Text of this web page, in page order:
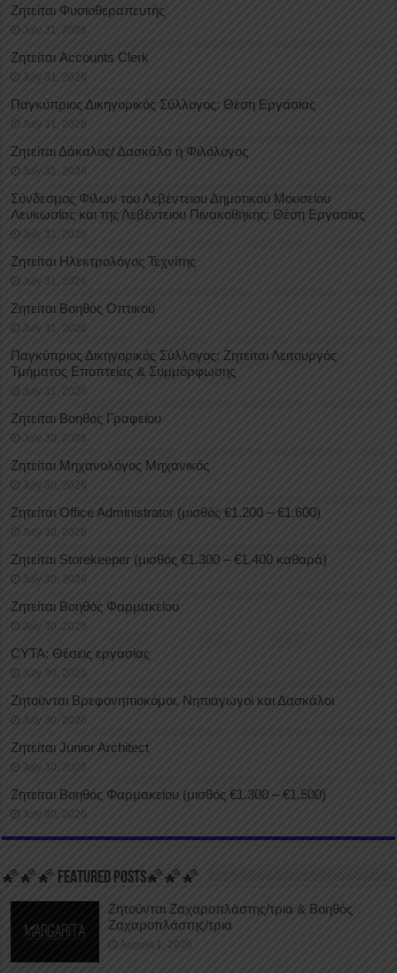
Ζητείται Φυσιοθεραπευτής
July 31, 2026
Ζητείται Accounts Clerk
July 31, 2026
Παγκύπριος Δικηγορικός Σύλλογος: Θέση Εργασίας
July 31, 2026
Ζητείται Δάκαλος/ Δασκάλα ή Φιλόλογος
July 31, 2026
Σύνδεσμος Φίλων του Λεβέντειου Δημοτικού Μουσείου
Λευκωσίας και της Λεβέντειου Πινακοθήκης: Θέση Εργασίας
July 31, 2026
Ζητείται Ηλεκτρολόγος Τεχνίτης
July 31, 2026
Ζητείται Βοηθός Οπτικού
July 31, 2026
Παγκύπριος Δικηγορικός Σύλλογος: Ζητείται Λειτουργός
Τμήματος Εποπτείας & Συμμόρφωσης
July 31, 2026
Ζητείται Βοηθός Γραφείου
July 30, 2026
Ζητείται Μηχανολόγος Μηχανικός
July 30, 2026
Ζητείται Office Administrator (μισθός €1.200 – €1.600)
July 30, 2026
Ζητείται Storekeeper (μισθός €1.300 – €1.400 καθαρά)
July 30, 2026
Ζητείται Βοηθός Φαρμακείου
July 30, 2026
CYTA: Θέσεις εργασίας
July 30, 2026
Ζητούνται Βρεφονηπιοκόμοι, Νηπιαγωγοί και Δασκάλοι
July 30, 2026
Ζητείται Junior Architect
July 30, 2026
Ζητείται Βοηθός Φαρμακείου (μισθός €1.300 – €1.500)
July 30, 2026
🌠🌠🌠 FEATURED POSTS🌠🌠🌠
Ζητούνται Ζαχαροπλάστης/τρια & Βοηθός
Ζαχαροπλάστης/τρια
August 1, 2026